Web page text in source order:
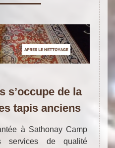
s’occupe de la
tapis anciens
à Sathonay Camp
services de qualité